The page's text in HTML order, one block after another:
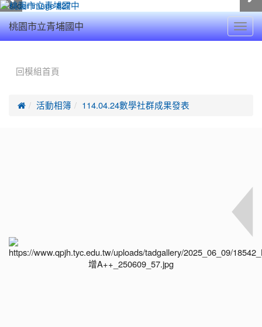
桃園市立青埔國中
回模組首頁
 活動相簿 114.04.24數學社群成果發表